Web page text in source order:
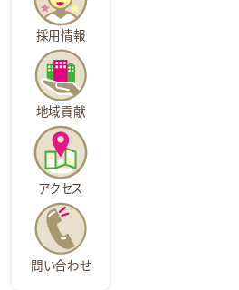
採用情報
地域貢献
アクセス
問い合わせ